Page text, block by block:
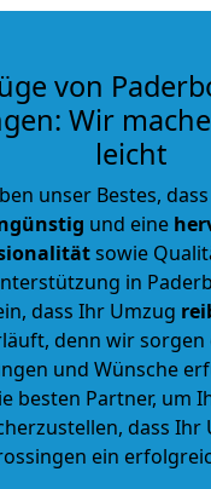
von
Wir
leicht
unser Bestes,
und eine
sowie
in
dass Ihr Umzug
denn wir sorgen
und Wünsche
besten Partner, um
dass Ihr
ein